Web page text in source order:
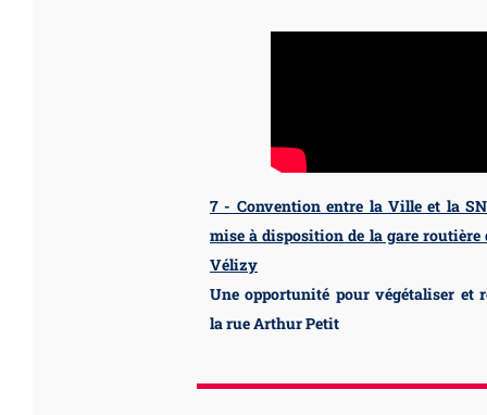
7 - Convention entre la Ville et la
mise à disposition de la gare routière
Vélizy
Une opportunité pour végétaliser et
la rue Arthur Petit